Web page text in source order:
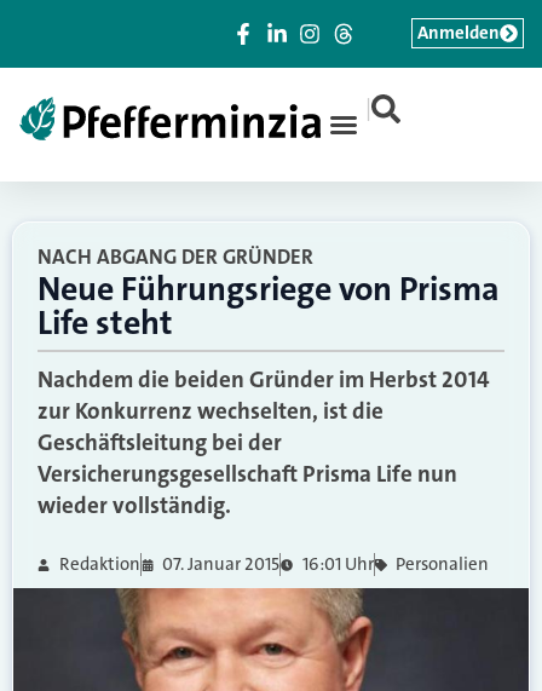
|
Anmelden
NACH ABGANG DER GRÜNDER
Neue Führungsriege von Prisma
Life steht
Nachdem die beiden Gründer im Herbst 2014
zur Konkurrenz wechselten, ist die
Geschäftsleitung bei der
Versicherungsgesellschaft Prisma Life nun
wieder vollständig.
Redaktion 07. Januar 2015 16:01 Uhr Personalien